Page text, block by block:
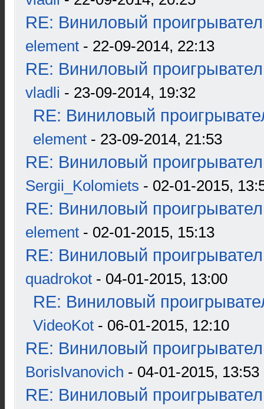
RE: Виниловый
element - 22-09-2014, 22:13
RE: Виниловый
vladli - 23-09-2014, 19:32
RE: Виниловый
element - 23-09-2014, 21:53
RE: Виниловый
Sergii_Kolomiets - 02-01-2015,
RE: Виниловый
element - 02-01-2015, 15:13
RE: Виниловый
quadrokot - 04-01-2015, 13:00
RE: Виниловый
VideoKot - 06-01-2015, 12:10
RE: Виниловый
BorisIvanovich - 04-01-2015, 13:53
RE: Виниловый